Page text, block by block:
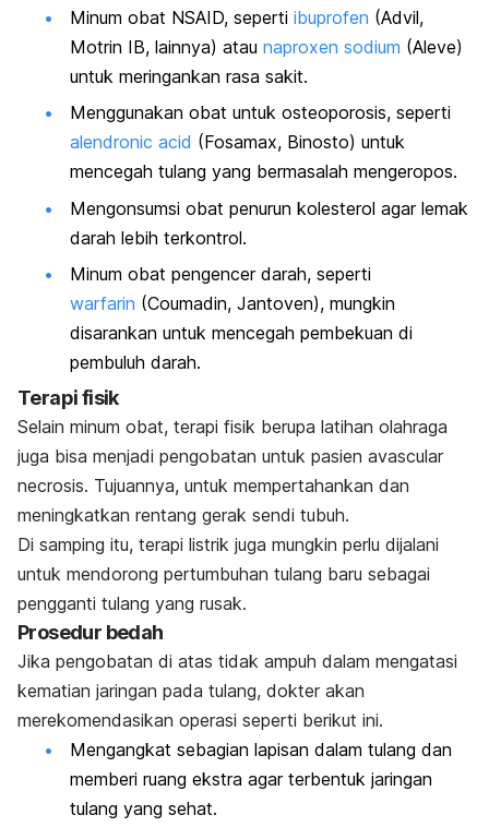
Minum obat NSAID, seperti ibuprofen (Advil,
Motrin IB, lainnya) atau naproxen sodium (Aleve)
untuk meringankan rasa sakit.
Menggunakan obat untuk osteoporosis, seperti
alendronic acid (Fosamax, Binosto) untuk
mencegah tulang yang bermasalah mengeropos.
Mengonsumsi obat penurun kolesterol agar lemak
darah lebih terkontrol.
Minum obat pengencer darah, seperti
warfarin (Coumadin, Jantoven), mungkin
disarankan untuk mencegah pembekuan di
pembuluh darah.
Terapi fisik
Selain minum obat, terapi fisik berupa latihan olahraga
juga bisa menjadi pengobatan untuk pasien avascular
necrosis. Tujuannya, untuk mempertahankan dan
meningkatkan rentang gerak sendi tubuh.
Di samping itu, terapi listrik juga mungkin perlu dijalani
untuk mendorong pertumbuhan tulang baru sebagai
pengganti tulang yang rusak.
Prosedur bedah
Jika pengobatan di atas tidak ampuh dalam mengatasi
kematian jaringan pada tulang, dokter akan
merekomendasikan operasi seperti berikut ini.
Mengangkat sebagian lapisan dalam tulang dan
memberi ruang ekstra agar terbentuk jaringan
tulang yang sehat.